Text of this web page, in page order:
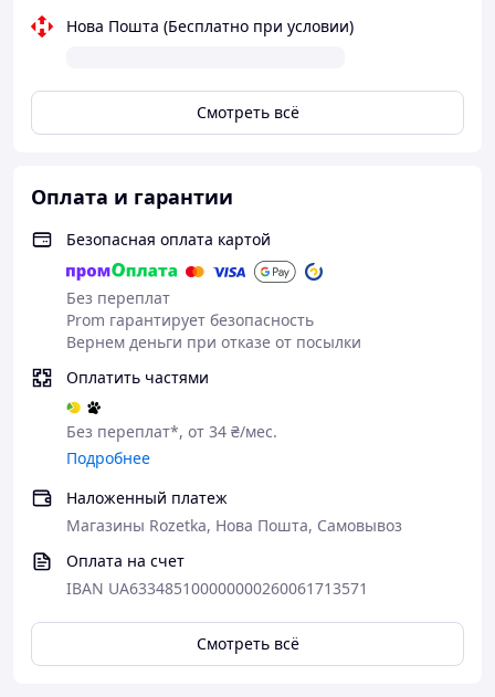
Нова Пошта (Бесплатно при условии)
Смотреть всё
Оплата и гарантии
Безопасная оплата картой
Без переплат
Prom гарантирует безопасность
Вернем деньги при отказе от посылки
Оплатить частями
Без переплат*, от 34 ₴/мес.
Подробнее
Наложенный платеж
Магазины Rozetka, Нова Пошта, Самовывоз
Оплата на счет
IBAN UA633485100000000260061713571
Смотреть всё